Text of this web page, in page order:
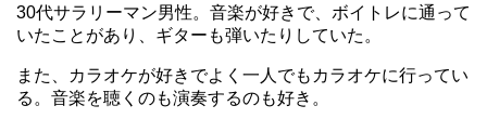
30代サラリーマン男性。音楽が好きで、ボイトレに通って
いたことがあり、ギターも弾いたりしていた。
また、カラオケが好きでよく一人でもカラオケに行ってい
る。音楽を聴くのも演奏するのも好き。